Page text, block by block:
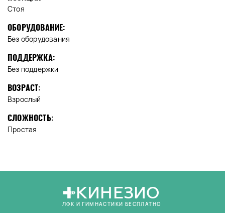
Стоя
ОБОРУДОВАНИЕ:
Без оборудования
ПОДДЕРЖКА:
Без поддержки
ВОЗРАСТ:
Взрослый
СЛОЖНОСТЬ:
Простая
КИНЕЗИО
ЛФК И ГИМНАСТИКИ БЕСПЛАТНО